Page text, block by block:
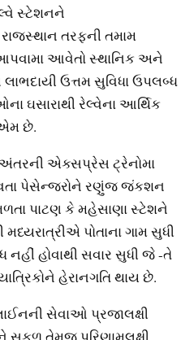
સ્ટેશનને
તરફની તમામ
આવેતો સ્થાનિક અને
લાભદાયી ઉત્તમ સુવિધા ઉપલબ્ધ
ઘસારાથી રેલ્વેના આર્થિક
છે.
અંતરની એક્સપ્રેસ ટ્રેનોમા
પેસેન્જરોને રણુંજ જંકશન
પાટણ કે મહેસાણા સ્ટેશને
પોતાના ગામ સુધી
નહીં હોવાથી સવાર સુધી જે -તે
હેરાનગતિ થાય છે.
સેવાઓ પ્રજાલક્ષી
સફળ તેમજ પરિણામલક્ષી